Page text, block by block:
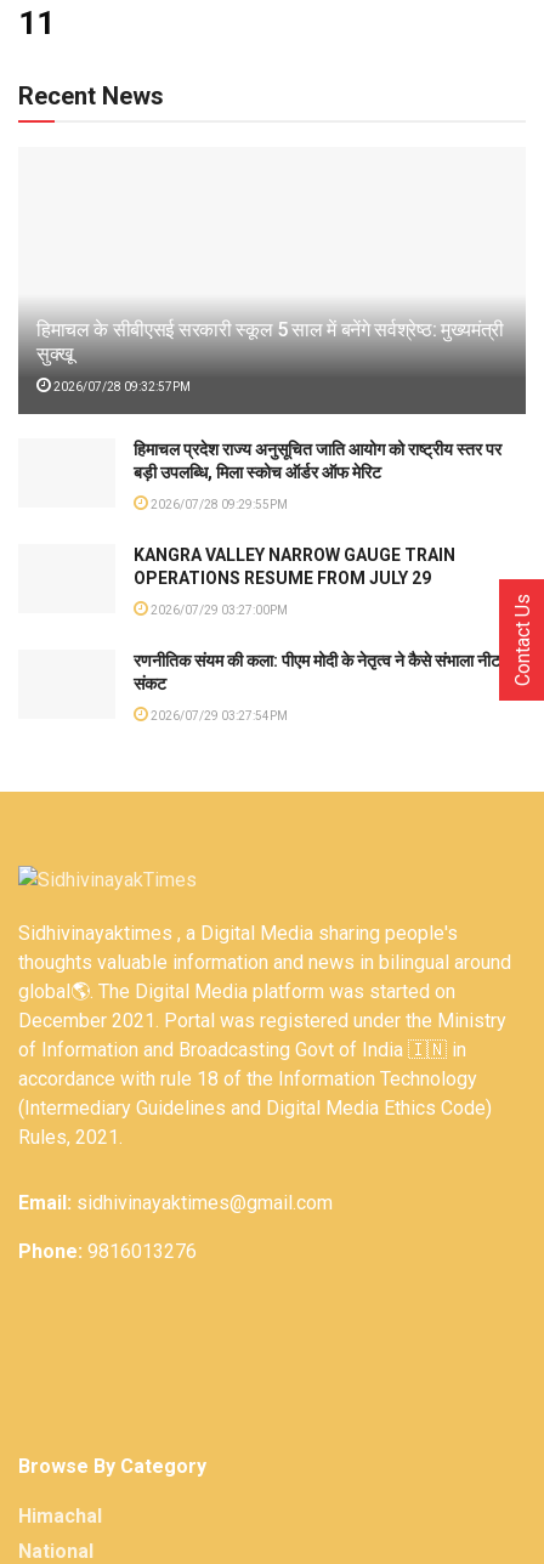
11
Recent News
हिमाचल के सीबीएसई सरकारी स्कूल 5 साल में बनेंगे सर्वश्रेष्ठ: मुख्यमंत्री
सुक्खू
2026/07/28 09:32:57PM
हिमाचल प्रदेश राज्य अनुसूचित जाति आयोग को राष्ट्रीय स्तर पर
बड़ी उपलब्धि, मिला स्कोच ऑर्डर ऑफ मेरिट
2026/07/28 09:29:55PM
KANGRA VALLEY NARROW GAUGE TRAIN
OPERATIONS RESUME FROM JULY 29
2026/07/29 03:27:00PM
रणनीतिक संयम की कला: पीएम मोदी के नेतृत्व ने कैसे संभाला नीट
संकट
2026/07/29 03:27:54PM
Sidhivinayaktimes , a Digital Media sharing people's
thoughts valuable information and news in bilingual around
global🌎. The Digital Media platform was started on
December 2021. Portal was registered under the Ministry
of Information and Broadcasting Govt of India 🇮🇳 in
accordance with rule 18 of the Information Technology
(Intermediary Guidelines and Digital Media Ethics Code)
Rules, 2021.
Email: sidhivinayaktimes@gmail.com
Phone: 9816013276
Browse By Category
Himachal
National
Contact Us